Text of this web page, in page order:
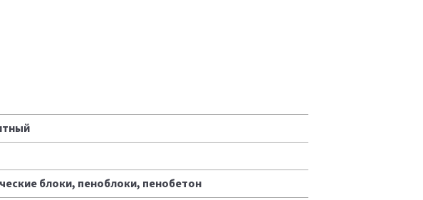
блоки, пеноблоки, пенобетон